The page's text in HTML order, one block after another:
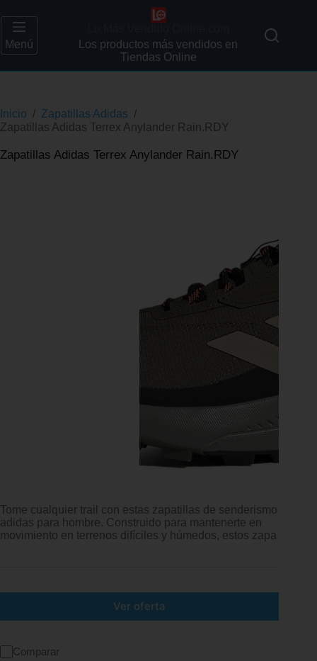
Menú
Los productos más vendidos en
Tiendas Online
Inicio / Zapatillas Adidas /
Zapatillas Adidas Terrex Anylander Rain.RDY
Zapatillas Adidas Terrex Anylander Rain.RDY
Tome cualquier trail con estas zapatillas de senderismo
adidas para hombre. Construido para mantenerte en
movimiento en terrenos difíciles y húmedos, estos zapa
Ver oferta
Comparar